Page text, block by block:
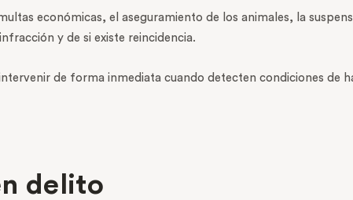
económicas, el aseguramiento de los animales, la
y de si existe reincidencia.
de forma inmediata cuando detecten condiciones de
delito